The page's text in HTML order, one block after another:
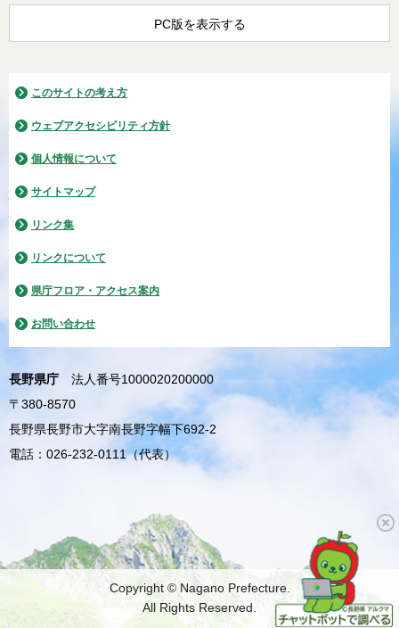
PC版を表示する
このサイトの考え方
ウェブアクセシビリティ方針
個人情報について
サイトマップ
リンク集
リンクについて
県庁フロア・アクセス案内
お問い合わせ
長野県庁
法人番号1000020200000
〒380-8570
長野県長野市大字南長野字幅下692-2
電話：026-232-0111（代表）
Copyright © Nagano Prefecture.
All Rights Reserved.